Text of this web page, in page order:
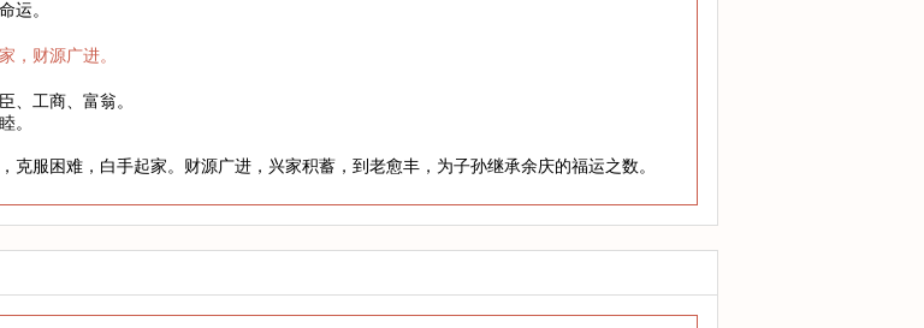
运。
，财源广进。
、工商、富翁。
。
克服困难，白手起家。财源广进，兴家积蓄，到老愈丰，为子孙继承余庆的福运之数。